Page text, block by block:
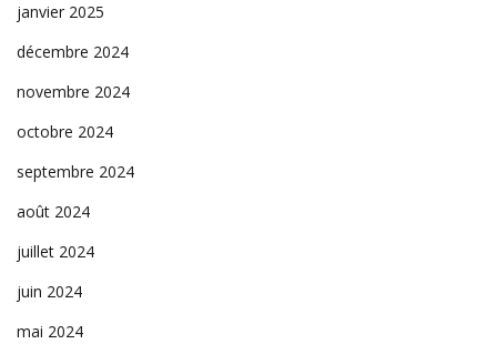
janvier 2025
décembre 2024
novembre 2024
octobre 2024
septembre 2024
août 2024
juillet 2024
juin 2024
mai 2024